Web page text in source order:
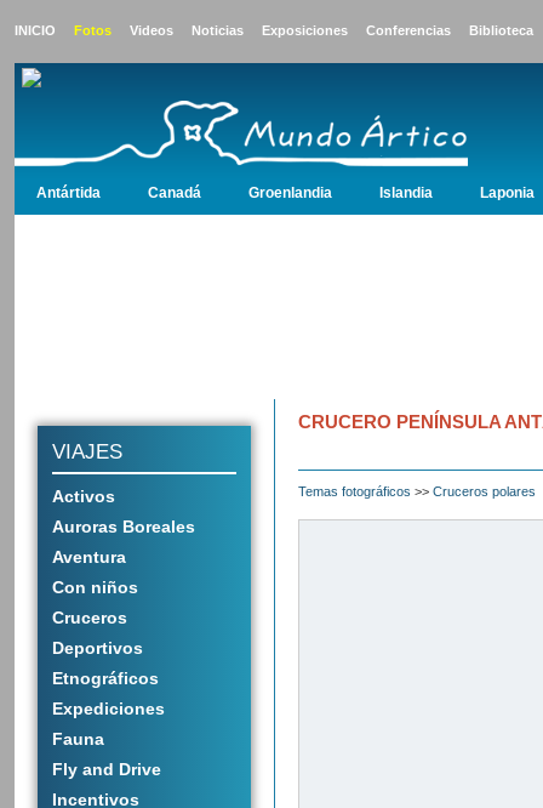
INICIO Fotos Videos Noticias Exposiciones Conferencias Biblioteca
Antártida Canadá Groenlandia Islandia Laponia
VIAJES
Activos
Auroras Boreales
Aventura
Con niños
Cruceros
Deportivos
Etnográficos
Expediciones
Fauna
Fly and Drive
Incentivos
CRUCERO PENÍNSULA
Temas fotográficos >> Cruceros polares